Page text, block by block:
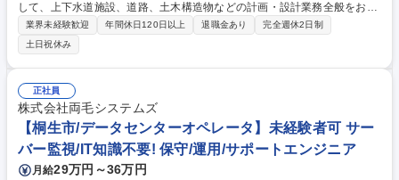
して、上下水道施設、道路、土木構造物などの計画・設計業務全般をお任
せします。これまでのご経験を活かし、大規模な公共インフラプロジェク
トの主担当としてご活躍いただけます。 具体的には土木設計に関わる業務
全般をお任せします。 ・上下水道施設等の計画・設計業務全般 ・道路計
画設計業務全般 ・土木構造物の計画・設計業務全般 ※100年超の歴史で培
った高度なノウハウと充実した社内リソースがあり、技術者としてさらに
視座を高められる環境です。 募集職種 【土木設計/仙台】安定経営で道
路・水道・橋梁など多様な案件/フレックス制導入
業界未経験歓迎 年間休日120日以上 退職金あり
完全週休2日制
土日祝休み
正社員
株式会社両毛システムズ
【桐生市/データセンターオペレータ】未経験者可 サー
バー監視/IT知識不要! 保守/運用/サポートエンジニア
月給29万円～36万円